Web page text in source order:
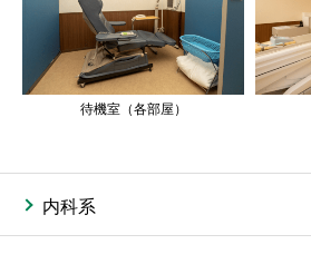
待機室（各部屋）
内科系